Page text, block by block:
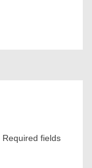
Required fields